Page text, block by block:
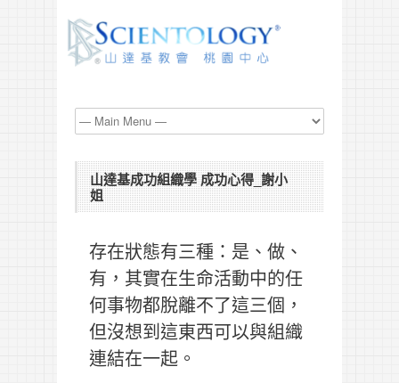
山達基成功組織學 成功心得_謝小
姐
存在狀態有三種：是、做、
有，其實在生命活動中的任
何事物都脫離不了這三個，
但沒想到這東西可以與組織
連結在一起。